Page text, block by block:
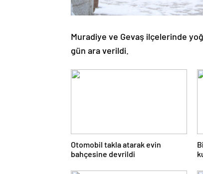
Muradiye ve Gevaş ilçelerinde
gün ara verildi.
Otomobil takla atarak evin
bahçesine devrildi